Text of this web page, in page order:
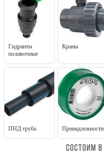
Гидранты
поливочные
Краны
ПНД труба Принадлежности